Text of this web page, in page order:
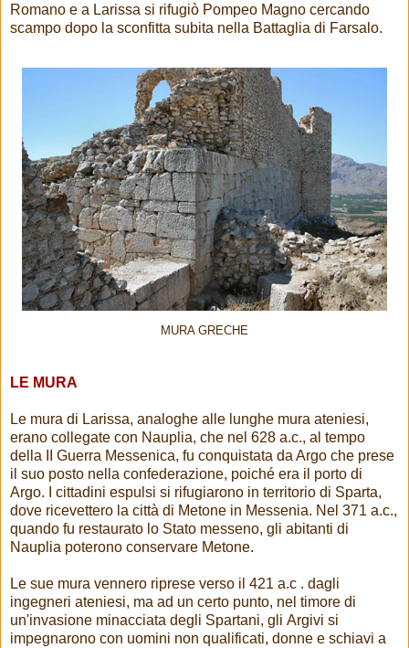
Romano e a Larissa si rifugiò Pompeo Magno cercando
scampo dopo la sconfitta subita nella Battaglia di Farsalo.
MURA GRECHE
LE MURA
Le mura di Larissa, analoghe alle lunghe mura ateniesi,
erano collegate con Nauplia, che nel 628 a.c., al tempo
della II Guerra Messenica, fu conquistata da Argo che prese
il suo posto nella confederazione, poiché era il porto di
Argo. I cittadini espulsi si rifugiarono in territorio di Sparta,
dove ricevettero la città di Metone in Messenia. Nel 371 a.c.,
quando fu restaurato lo Stato messeno, gli abitanti di
Nauplia poterono conservare Metone.
Le sue mura vennero riprese verso il 421 a.c . dagli
ingegneri ateniesi, ma ad un certo punto, nel timore di
un'invasione minacciata degli Spartani, gli Argivi si
impegnarono con uomini non qualificati, donne e schiavi a